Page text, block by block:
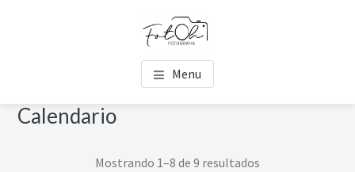
Menu
Calendario
Mostrando 1–8 de 9 resultados